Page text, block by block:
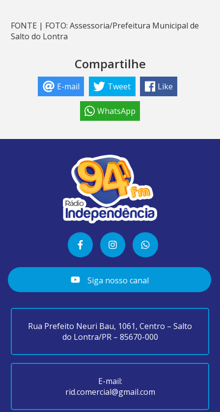
FONTE | FOTO: Assessoria/Prefeitura Municipal de
Salto do Lontra
Compartilhe
E-mail Tweet Like
WhatsApp
Siga nosso canal
Rua Prefeito Neuri Bau, 1061, Centro – Salto
do Lontra/PR – 85670-000
E-mail:
rid.comercial@gmail.com